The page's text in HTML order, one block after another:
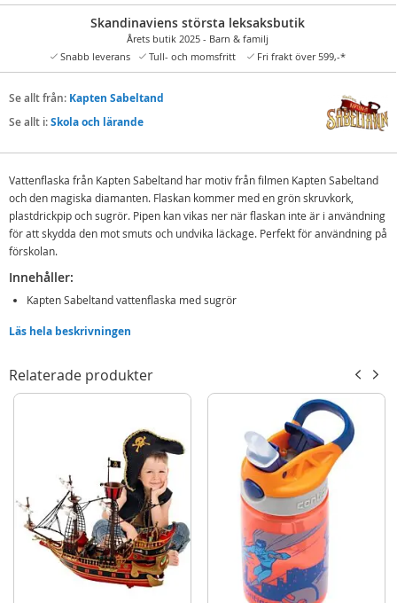
Skandinaviens största leksaksbutik
Årets butik 2025 - Barn & familj
Snabb leverans
Tull- och momsfritt Fri frakt över 599,-*
Se allt från: Kapten Sabeltand
Se allt i:Skola och lärande
Vattenflaska från Kapten Sabeltand har motiv från filmen Kapten Sabeltand
och den magiska diamanten. Flaskan kommer med en grön skruvkork,
plastdrickpip och sugrör. Pipen kan vikas ner när flaskan inte är i användning
för att skydda den mot smuts och undvika läckage. Perfekt för användning på
förskolan.
Innehåller:
Kapten Sabeltand vattenflaska med sugrör
Detaljer:
Ålder: från 4 år
7071673142932
Varumärke Kapten Sabeltand
Läs hela beskrivningen
Relaterade produkter